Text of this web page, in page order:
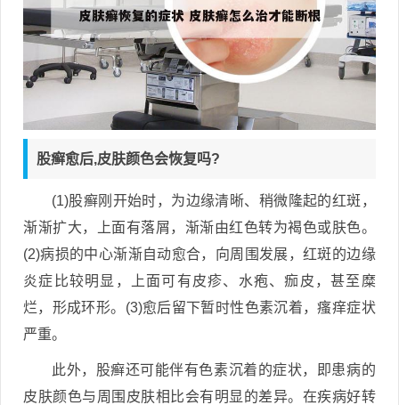
股癣愈后,皮肤颜色会恢复吗?
(1)股癣刚开始时，为边缘清晰、稍微隆起的红斑，
渐渐扩大，上面有落屑，渐渐由红色转为褐色或肤色。
(2)病损的中心渐渐自动愈合，向周围发展，红斑的边缘
炎症比较明显，上面可有皮疹、水疱、痂皮，甚至糜
烂，形成环形。(3)愈后留下暂时性色素沉着，瘙痒症状
严重。
此外，股癣还可能伴有色素沉着的症状，即患病的
皮肤颜色与周围皮肤相比会有明显的差异。在疾病好转